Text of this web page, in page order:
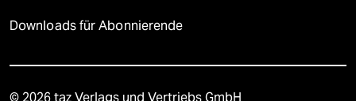
Downloads für Abonnierende
© 2026 taz Verlags und Vertriebs GmbH